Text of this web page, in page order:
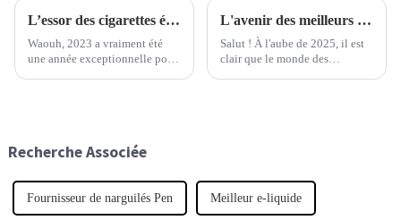
L’essor des cigarettes électroniques jetables en 2023 : analyse des tendances du marché et des préférences des utilisateurs
Waouh, 2023 a vraiment été
une année exceptionnelle pour
L'avenir des meilleurs dispositifs jetables en 2025 : tendances et guide ultimes pour les acheteurs internationaux
Salut ! À l'aube de 2025, il est
clair que le monde des
Recherche Associée
Fournisseur de narguilés Pen Meilleur e-liquide